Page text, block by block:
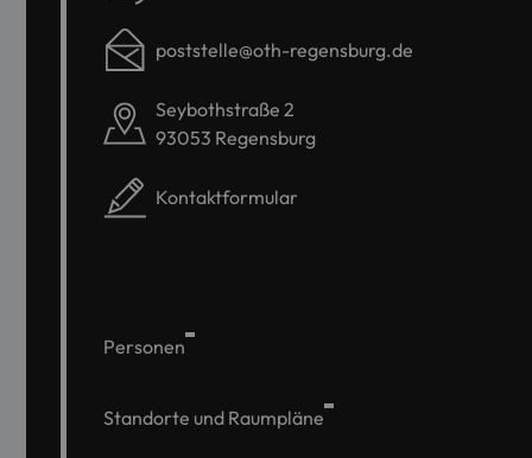
poststelle@oth-regensburg.de
Seybothstraße 2
93053 Regensburg
Kontaktformular
Personen
Standorte und Raumpläne